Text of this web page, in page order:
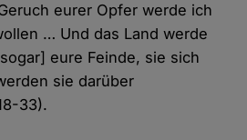
eurer Opfer werde ich
… Und das Land werde
eure Feinde, sie sich
sie darüber
33).